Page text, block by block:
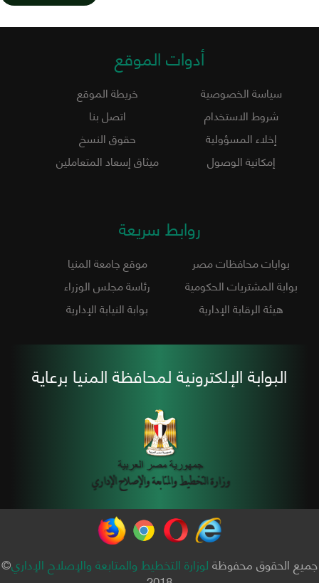
أدوات الموقع
سياسة الخصوصية
خريطة الموقع
شروط الاستخدام
اتصل بنا
إخلاء المسؤولية
حقوق النسخ
إمكانية الوصول
ميثاق إسعاد المتعاملين
روابط سريعة
بوابات محافظات مصر
موقع جامعة المنيا
بوابة المشتريات الحكومية
رئاسة مجلس الوزراء
هيئة الرقابة الإدارية
بوابة النيابة الإدارية
البوابة الإلكترونية لمحافظة المنيا برعاية
جميع الحقوق محفوظةلوزارة التخطيط والمتابعة والإصلاح الإداري©